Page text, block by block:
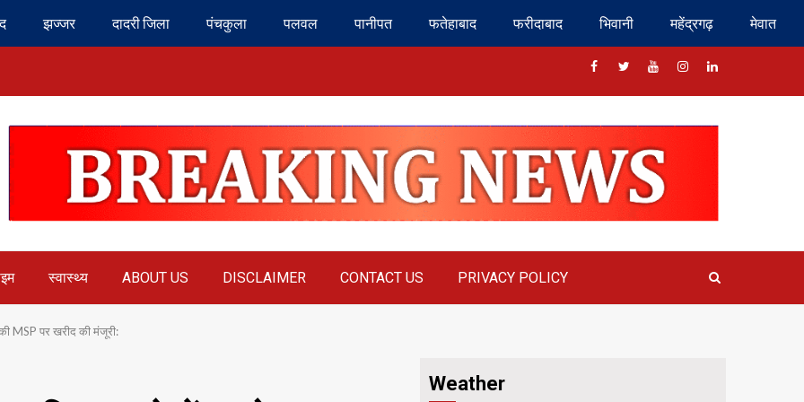
झज्जर दादरी जिला पंचकुला पलवल पानीपत फतेहाबाद फरीदाबाद भिवानी महेंद्रगढ़ मेवात
Facebook
TwitterYoutubeInstragram
Linkedin
स्वास्थ्य ABOUT US DISCLAIMER CONTACT US PRIVACY POLICY
MSP पर खरीद की मंजूरी:
Weather